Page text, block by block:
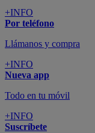
+INFO
Por teléfono
Llámanos y compra
+INFO
Nueva app
Todo en tu móvil
+INFO
Suscríbete